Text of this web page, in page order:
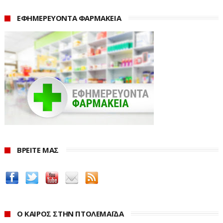
·Κάλυψη απομακρυσμένων περιοχών με
υπηρεσίες τηλεπικοινωνιών υψηλών
ταχυτήτων
·Χειρισμός από απόσταση εξοπλισμού που
βρίσκεται σε σημεία όπου δεν προσφέρεται
κάλυψη από τα επίγεια δίκτυα.
Εκτιμάται ότι μπορεί να προσελκύσει το ενδιαφέρον για
επενδύσεις τόσο από ελληνικές όσο και από ξένες
τηλεπικοινωνιών.
ΕΦΗΜΕΡΕΥΟΝΤΑ ΦΑΡΜΑΚΕΙΑ
ΒΡΕΙΤΕ ΜΑΣ
Ο ΚΑΙΡΟΣ ΣΤΗΝ ΠΤΟΛΕΜΑΪΔΑ